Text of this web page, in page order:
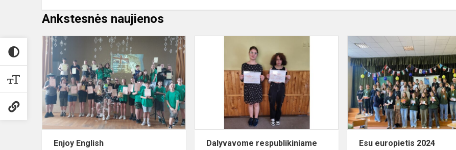
Ankstesnės naujienos
Enjoy
English
Enjoy English
Dalyvavome
respublikiniame
konkurse
„Sveikatos
dubenėlis“
Dalyvavome respublikiniame
Esu europietis 2024